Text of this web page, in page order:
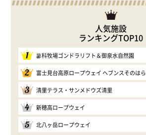
人気施設
ランキングTOP10
1 蓼科牧場ゴンドラリフト＆御泉水自然園
2 富士見台高原ロープウェイ ヘブンスそのはら
3 清里テラス・サンメドウズ清里
4 新穂高ロープウェイ
5 北八ヶ岳ロープウェイ